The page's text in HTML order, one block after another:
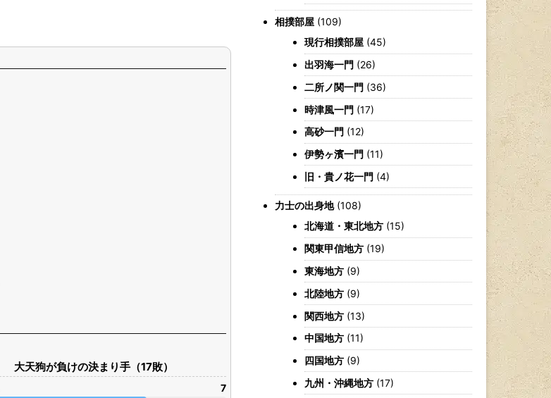
大天狗が負けの決まり手（17敗）
7
相撲部屋 (109)
現行相撲部屋 (45)
出羽海一門 (26)
二所ノ関一門 (36)
時津風一門 (17)
高砂一門 (12)
伊勢ヶ濱一門 (11)
旧・貴ノ花一門 (4)
力士の出身地(108)
北海道・東北地方 (15)
関東甲信地方 (19)
東海地方 (9)
北陸地方 (9)
関西地方 (13)
中国地方 (11)
四国地方 (9)
九州・沖縄地方 (17)